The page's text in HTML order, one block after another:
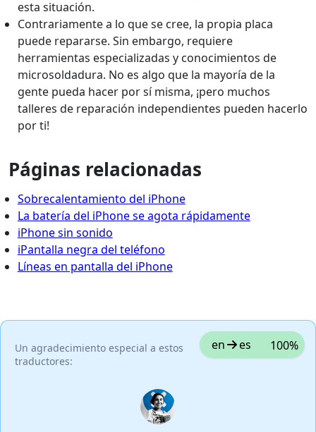
esta situación.
Contrariamente a lo que se cree, la propia placa
puede repararse. Sin embargo, requiere
herramientas especializadas y conocimientos de
microsoldadura. No es algo que la mayoría de la
gente pueda hacer por sí misma, ¡pero muchos
talleres de reparación independientes pueden hacerlo
por ti!
Páginas relacionadas
Sobrecalentamiento del iPhone
La batería del iPhone se agota rápidamente
iPhone sin sonido
iPantalla negra del teléfono
Líneas en pantalla del iPhone
Un agradecimiento especial a estos
traductores:
en es 100%